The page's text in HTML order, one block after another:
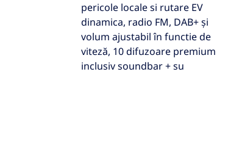
pericole locale si rutare EV
dinamica, radio FM, DAB+ și
volum ajustabil în functie de
viteză, 10 difuzoare premium
inclusiv soundbar + su